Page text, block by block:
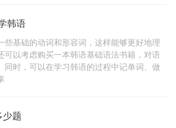
韩语
些基础的动词和形容词，这样能够更好地理
可以考虑购买一本韩语基础语法书籍，对语
同时，可以在学习韩语的过程中记单词、做
题